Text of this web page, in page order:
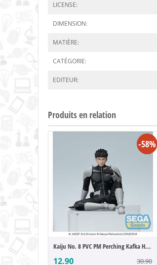
LICENSE:
DIMENSION:
MATIÈRE:
CATÉGORIE:
EDITEUR:
Produits en relation
-58%
Kaiju No. 8 PVC PM Perching Kafka Hibino ...
12.90 30.90